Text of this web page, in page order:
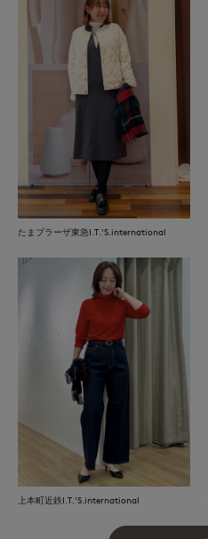
たまプラーザ東急I.T.'S.international
上本町近鉄I.T.'S.international